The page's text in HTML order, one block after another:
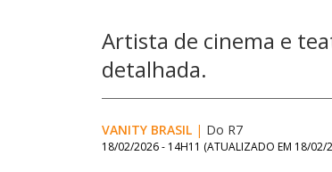
Artista de cinema e
detalhada.
VANITY BRASIL | Do R7
18/02/2026 - 14H11 (ATUALIZADO EM 18/02/